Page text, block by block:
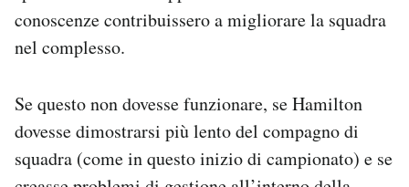
conoscenze contribuissero a migliorare la squadra
nel complesso.
Se questo non dovesse funzionare, se Hamilton
dovesse dimostrarsi più lento del compagno di
squadra (come in questo inizio di campionato) e se